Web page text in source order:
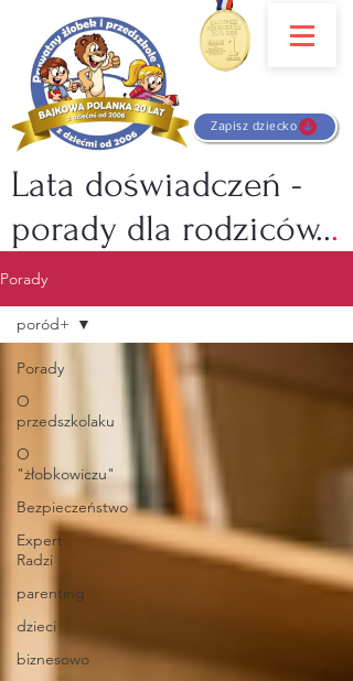
Zapisz dziecko
Lata doświadczeń -
porady dla rodziców...
Porady
Porady
O
przedszkolaku
O
"żłobkowiczu"
Bezpieczeństwo
Expert
Radzi
parenting
dzieci
biznesowo
poród+